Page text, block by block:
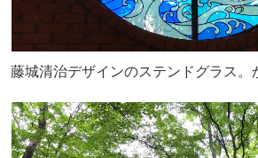
藤城清治デザインのステンドグラス。